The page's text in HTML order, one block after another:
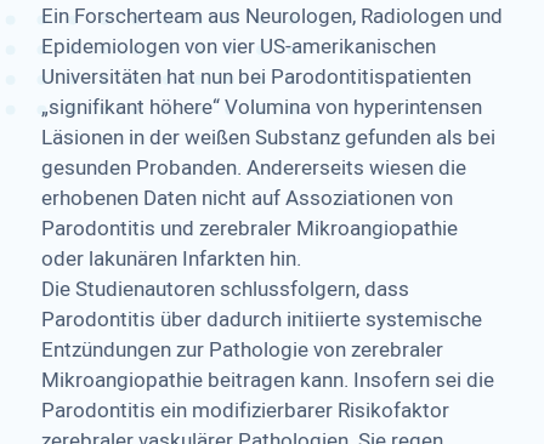
Ein Forscherteam aus Neurologen, Radiologen und
Epidemiologen von vier US-amerikanischen
Universitäten hat nun bei Parodontitispatienten
„signifikant höhere“ Volumina von hyperintensen
Läsionen in der weißen Substanz gefunden als bei
gesunden Probanden. Andererseits wiesen die
erhobenen Daten nicht auf Assoziationen von
Parodontitis und zerebraler Mikroangiopathie
oder lakunären Infarkten hin.
Die Studienautoren schlussfolgern, dass
Parodontitis über dadurch initiierte systemische
Entzündungen zur Pathologie von zerebraler
Mikroangiopathie beitragen kann. Insofern sei die
Parodontitis ein modifizierbarer Risikofaktor